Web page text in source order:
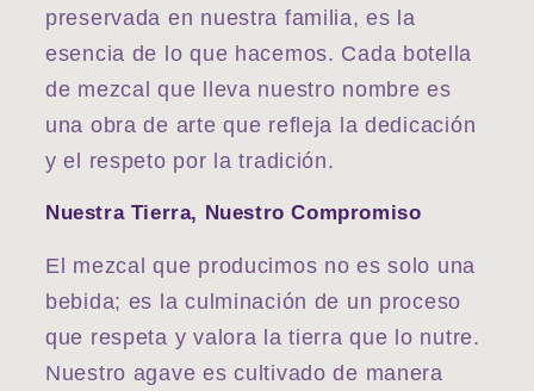
preservada en nuestra familia, es la
esencia de lo que hacemos. Cada botella
de mezcal que lleva nuestro nombre es
una obra de arte que refleja la dedicación
y el respeto por la tradición.
Nuestra Tierra, Nuestro Compromiso
El mezcal que producimos no es solo una
bebida; es la culminación de un proceso
que respeta y valora la tierra que lo nutre.
Nuestro agave es cultivado de manera